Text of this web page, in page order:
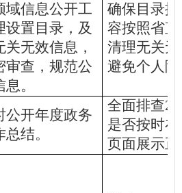
域信息公开工
设置目录，及
关无效信息，
审查，规范公
。
确保目录
容按照省
清理无关
避免个人
公开年度政务
结。
全面排查
是否按时
页面展示